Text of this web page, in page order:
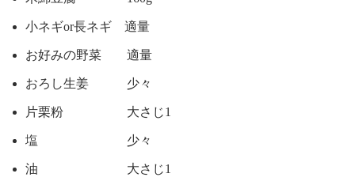
小ネギor長ネギ 適量
お好みの野菜 適量
おろし生姜 少々
片栗粉 大さじ1
塩 少々
油 大さじ1